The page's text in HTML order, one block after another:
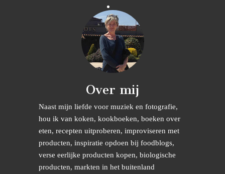
Over mij
Naast mijn liefde voor muziek en fotografie,
hou ik van koken, kookboeken, boeken over
eten, recepten uitproberen, improviseren met
producten, inspiratie opdoen bij foodblogs,
verse eerlijke producten kopen, biologische
producten, markten in het buitenland